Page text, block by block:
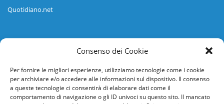
Consenso dei Cookie
Per fornire le migliori esperienze, utilizziamo tecnologie come i cookie
per archiviare e/o accedere alle informazioni sul dispositivo. Il consenso
a queste tecnologie ci consentirà di elaborare dati come il
comportamento di navigazione o gli ID univoci su questo sito. Il mancato
Quotidiano.net
Informazioni
Help desk